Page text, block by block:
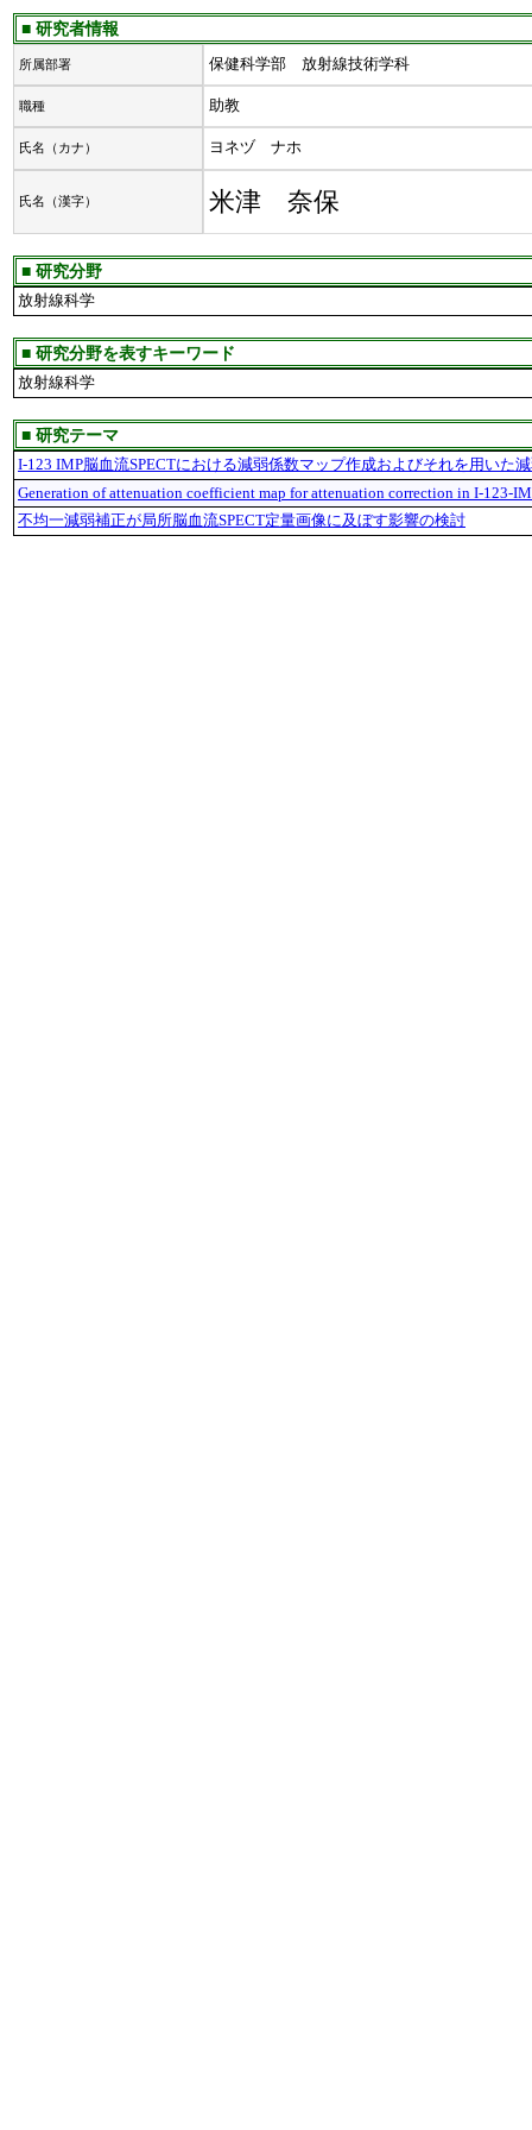
■ 研究者情報
所属部署 保健科学部 放射線技術学科
職種 助教
氏名（カナ） ヨネヅ ナホ
氏名（漢字） 米津 奈保
■ 研究分野
放射線科学
■ 研究分野を表すキーワード
放射線科学
■ 研究テーマ
I-123 IMP脳血流SPECTにおける減弱係数マップ作成およびそれを用いた
Generation of attenuation coefficient map for attenuation correction in I-123-
不均一減弱補正が局所脳血流SPECT定量画像に及ぼす影響の検討